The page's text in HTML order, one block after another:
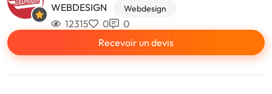
WEBDESIGN
Webdesign
12315 0
0
Recevoir un devis